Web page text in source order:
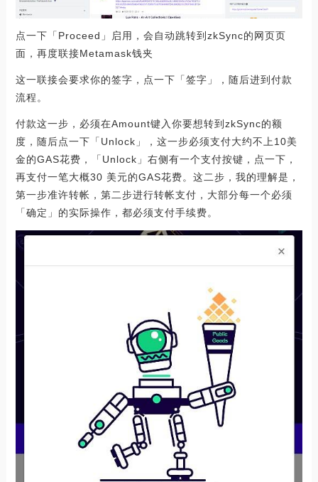
点一下「Proceed」启用，会自动跳转到zkSync的网页页
面，再度联接Metamask钱夹
这一联接会要求你的签字，点一下「签字」，随后进到付款
流程。
付款这一步，必须在Amount键入你要想转到zkSync的额
度，随后点一下「Unlock」，这一步必须支付大约不上10美
金的GAS花费，「Unlock」右侧有一个支付按键，点一下，
再支付一笔大概30 美元的GAS花费。这二步，我的理解是，
第一步准许转帐，第二步进行转帐支付，大部分每一个必须
「确定」的实际操作，都必须支付手续费。